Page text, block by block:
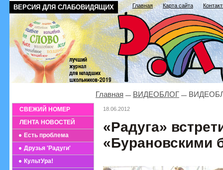
ВЕРСИЯ ДЛЯ СЛАБОВИДЯЩИХ Главная Карта сайта
СВЕЖИЙ НОМЕР
ЛЕНТА НОВОСТЕЙ
Есть проблема
Друзья 'Радуги'
КультУра!
Главная ВИДЕОБЛОГ
18.06.2012
«Радуга»
«Бурановскими